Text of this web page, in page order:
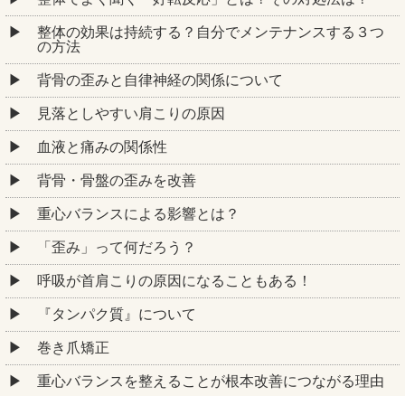
整体の効果は持続する？自分でメンテナンスする３つ
の方法
背骨の歪みと自律神経の関係について
見落としやすい肩こりの原因
血液と痛みの関係性
背骨・骨盤の歪みを改善
重心バランスによる影響とは？
「歪み」って何だろう？
呼吸が首肩こりの原因になることもある！
『タンパク質』について
巻き爪矯正
重心バランスを整えることが根本改善につながる理由